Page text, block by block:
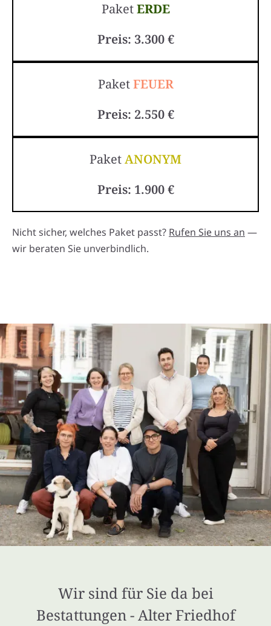
PaketERDE
Preis: 3.300 €
PaketFEUER
Preis: 2.550 €
PaketANONYM
Preis: 1.900 €
Nicht sicher, welches Paket passt? Rufen Sie uns an —
wir beraten Sie unverbindlich.
Wir sind für Sie da bei
Bestattungen - Alter Friedhof